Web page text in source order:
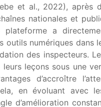
et al., 2022), après
nationales et
plateforme a
outils numériques dans
des inspecteurs.
leçons sous une
d’accroître
en évoluant avec
d’amélioration